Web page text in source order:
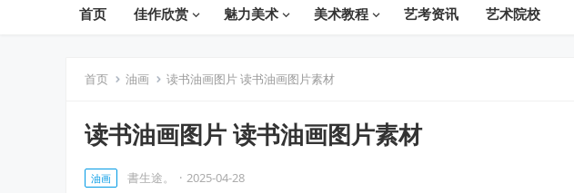
首页 佳作欣赏 魅力美术 美术教程 艺考资讯 艺术院校
首页 油画 读书油画图片 读书油画图片素材
读书油画图片 读书油画图片素材
油画 書生途。 · 2025-04-28